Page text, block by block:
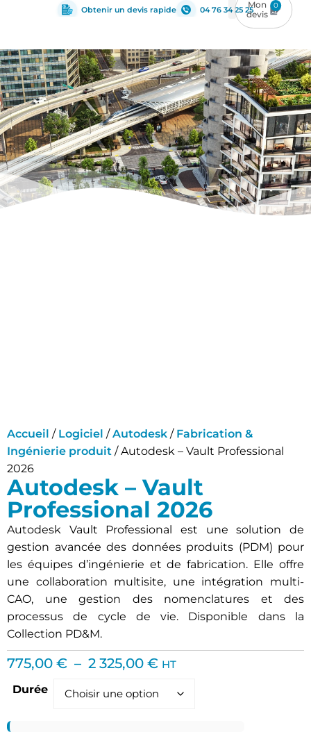
Obtenir un devis rapide 04 76 34 25 25 0
Accueil / Logiciel /Autodesk / Fabrication &
Ingénierie produit / Autodesk – Vault Professional
2026
Autodesk – Vault
Professional 2026
Autodesk Vault Professional est une solution de
gestion avancée des données produits (PDM) pour
les équipes d’ingénierie et de fabrication. Elle offre
une collaboration multisite, une intégration multi-
CAO, une gestion des nomenclatures et des
processus de cycle de vie. Disponible dans la
Collection PD&M.
775,00 € – 2 325,00 € HT
Durée